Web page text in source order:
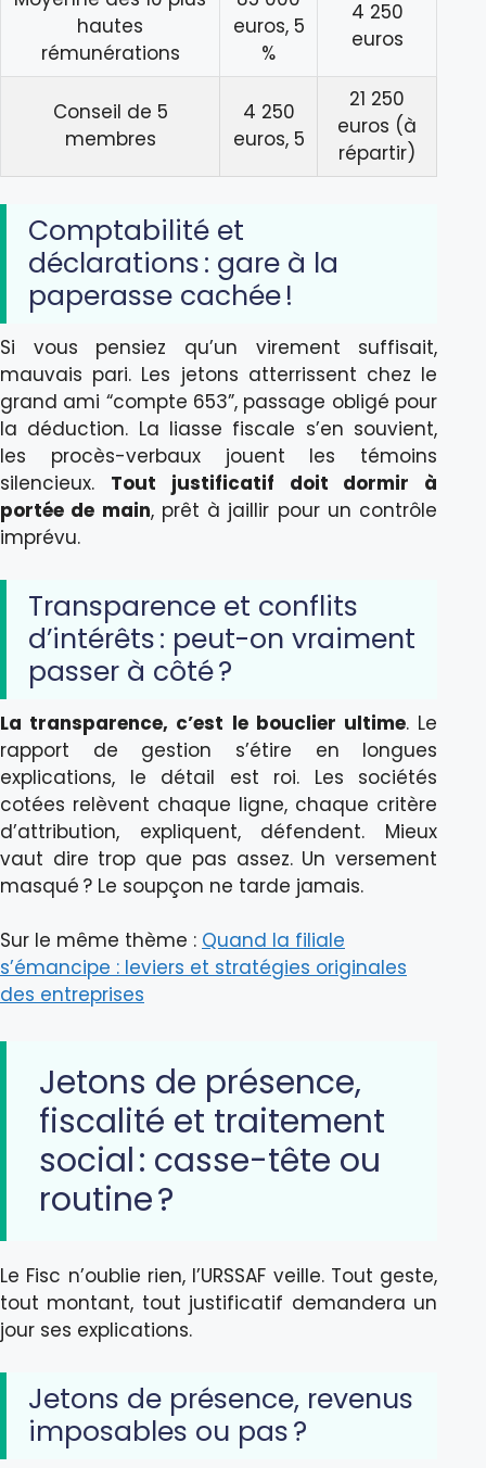
hautes
rémunérations
euros, 5
%
4 250
euros
Conseil de 5
membres
4 250
euros, 5
21 250
euros (à
répartir)
Comptabilité et
déclarations : gare à la
paperasse cachée !
Si vous pensiez qu’un virement suffisait,
mauvais pari. Les jetons atterrissent chez le
grand ami “compte 653”, passage obligé pour
la déduction. La liasse fiscale s’en souvient,
les procès-verbaux jouent les témoins
silencieux. Tout justificatif doit dormir à
portée de main, prêt à jaillir pour un contrôle
imprévu.
Transparence et conflits
d’intérêts : peut-on vraiment
passer à côté ?
La transparence, c’est le bouclier ultime. Le
rapport de gestion s’étire en longues
explications, le détail est roi. Les sociétés
cotées relèvent chaque ligne, chaque critère
d’attribution, expliquent, défendent. Mieux
vaut dire trop que pas assez. Un versement
masqué ? Le soupçon ne tarde jamais.
Sur le même thème : Quand la filiale
s’émancipe : leviers et stratégies originales
des entreprises
Jetons de présence,
fiscalité et traitement
social : casse-tête ou
routine ?
Le Fisc n’oublie rien, l’URSSAF veille. Tout geste,
tout montant, tout justificatif demandera un
jour ses explications.
Jetons de présence, revenus
imposables ou pas ?